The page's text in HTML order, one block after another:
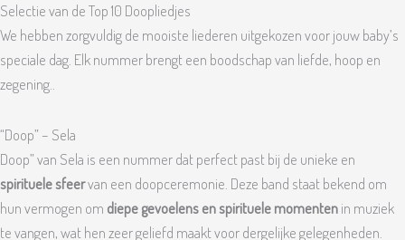
Selectie van de Top 10 Doopliedjes
We hebben zorgvuldig de mooiste liederen uitgekozen voor jouw baby’s
speciale dag. Elk nummer brengt een boodschap van liefde, hoop en
zegening..
“Doop” – Sela
Doop” van Sela is een nummer dat perfect past bij de unieke en
spirituele sfeervan een doopceremonie. Deze band staat bekend om
hun vermogen om diepe gevoelens en spirituele momentenin muziek
te vangen, wat hen zeer geliefd maakt voor dergelijke gelegenheden.